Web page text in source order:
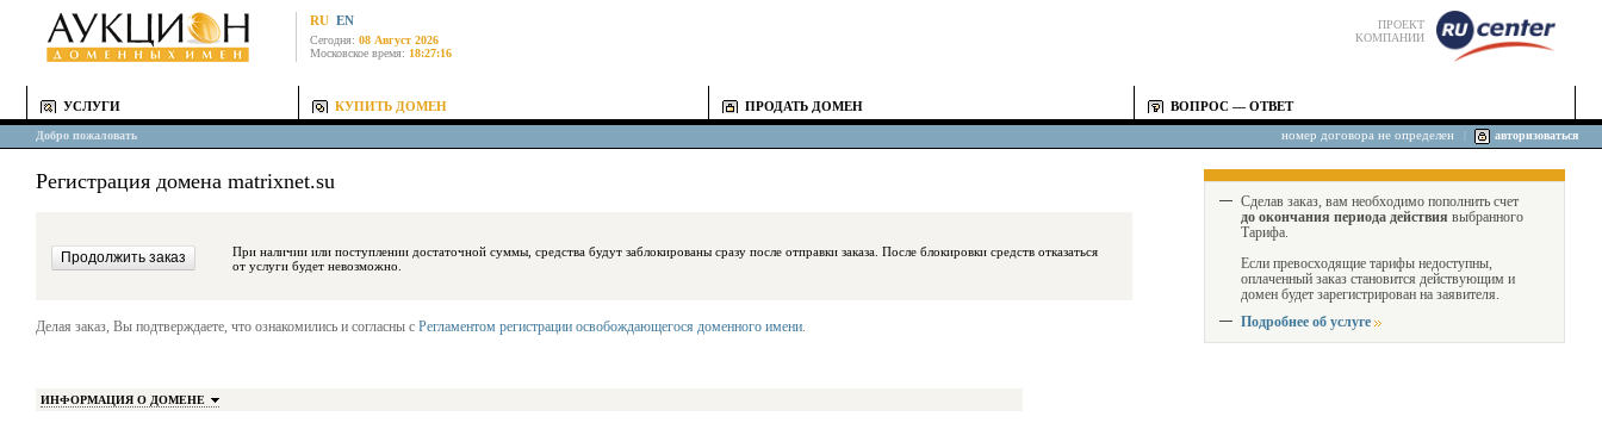
RU EN
Сегодня: 08 Август 2026
Московское время: 18:27:16
ПРОЕКТ
КОМПАНИИ
УСЛУГИ КУПИТЬ ДОМЕН ПРОДАТЬ ДОМЕН ВОПРОС — ОТВЕТ
Добро пожаловать номер договора не определен авторизоваться
Регистрация домена matrixnet.su
При наличии или поступлении достаточной суммы, средства будут заблокированы сразу после отправки заказа. После блокировки средств отказаться
от услуги будет невозможно.
Делая заказ, Вы подтверждаете, что ознакомились и согласны с Регламентом регистрации освобождающегося доменного имени.
ИНФОРМАЦИЯ О ДОМЕНЕ
Сделав заказ, вам необходимо пополнить счет
до окончания периода действия выбранного
Тарифа.
Если превосходящие тарифы недоступны,
оплаченный заказ становится действующим и
домен будет зарегистрирован на заявителя.
Подробнее об услуге